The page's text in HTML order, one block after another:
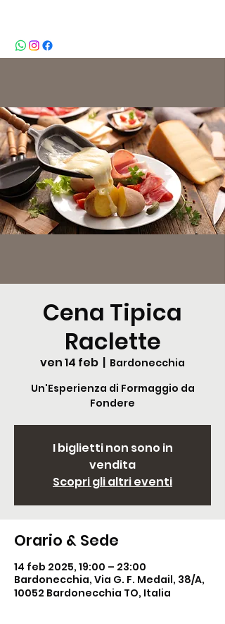
Cena Tipica
Raclette
ven 14 feb
  |
Bardonecchia
Un'Esperienza di Formaggio da
Fondere
I biglietti non sono in
vendita
Scopri gli altri eventi
Orario & Sede
14 feb 2025, 19:00 – 23:00
Bardonecchia, Via G. F. Medail, 38/A,
10052 Bardonecchia TO, Italia